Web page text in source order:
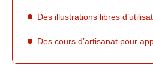
Des illustrations libres
Des cours d’artisanat pour